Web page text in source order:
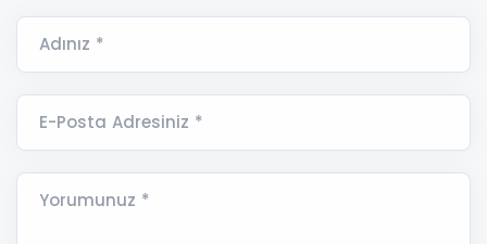
Adınız *
E-Posta Adresiniz *
Yorumunuz *